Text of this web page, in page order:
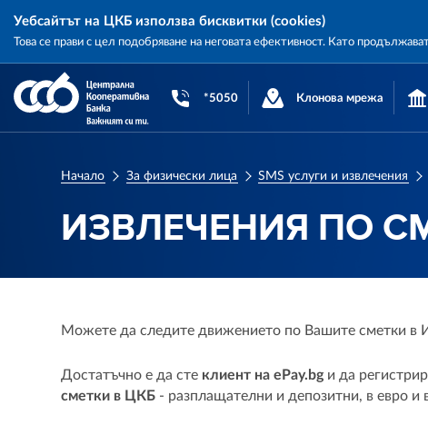
Уебсайтът на ЦКБ използва бисквитки (cookies)
Това се прави с цел подобряване на неговата ефективност. Като
Cooperative
*5050 Клонова мрежа
Начало За физически лица SMS услуги и извлечения
ИЗВЛЕЧЕНИЯ ПО
Можете да следите движението по Вашите сметки в
Достатъчно е да сте клиент на ePay.bgи да
сметки в ЦКБ - разплащателни и депозитни, в евро и